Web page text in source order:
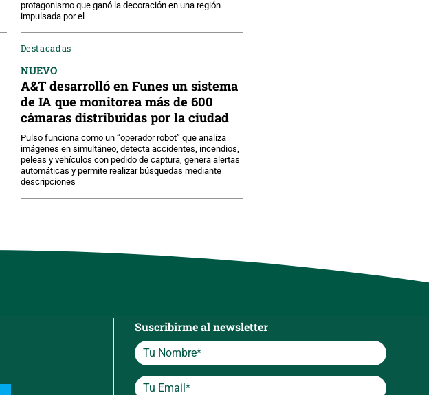
protagonismo que ganó la decoración en una región
impulsada por el
Destacadas
NUEVO
A&T desarrolló en Funes un sistema
de IA que monitorea más de 600
cámaras distribuidas por la ciudad
Pulso funciona como un “operador robot” que analiza
imágenes en simultáneo, detecta accidentes, incendios,
peleas y vehículos con pedido de captura, genera alertas
automáticas y permite realizar búsquedas mediante
descripciones
Suscribirme al newsletter